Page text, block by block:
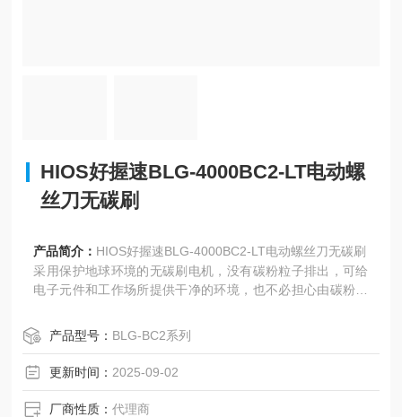
HIOS好握速BLG-4000BC2-LT电动螺
丝刀无碳刷
产品简介： HIOS好握速BLG-4000BC2-LT电动螺丝刀无碳刷
采用保护地球环境的无碳刷电机，没有碳粉粒子排出，可给
电子元件和工作场所提供干净的环境，也不必担心由碳粉料
拧装品质；消除了由易耗品磨耗引起的螺丝刀运作不良以及
故障，大幅度提高了耐久性
产品型号： BLG-BC2系列
更新时间： 2025-09-02
厂商性质：代理商